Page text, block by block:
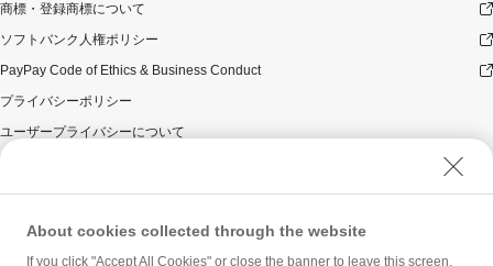
商標・登録商標について
ソフトバンク人権ポリシー
PayPay Code of Ethics & Business Conduct
プライバシーポリシー
ユーザープライバシーについて
ウェブサイト利用規約
反社会的勢力に対する方針
勧誘方針
About cookies collected through the website
If you click "Accept All Cookies" or close the banner to leave this screen,